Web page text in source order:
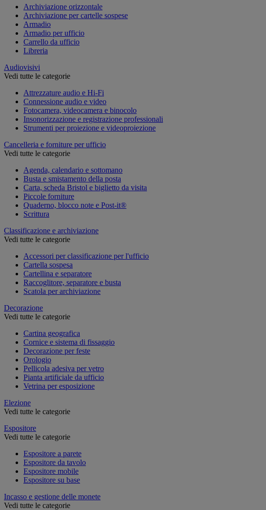
Archiviazione orizzontale
Archiviazione per cartelle sospese
Armadio
Armadio per ufficio
Carrello da ufficio
Libreria
Audiovisivi
Vedi tutte le categorie
Attrezzature audio e Hi-Fi
Connessione audio e video
Fotocamera, videocamera e binocolo
Insonorizzazione e registrazione professionali
Strumenti per proiezione e videoproiezione
Cancelleria e forniture per ufficio
Vedi tutte le categorie
Agenda, calendario e sottomano
Busta e smistamento della posta
Carta, scheda Bristol e biglietto da visita
Piccole forniture
Quaderno, blocco note e Post-it®
Scrittura
Classificazione e archiviazione
Vedi tutte le categorie
Accessori per classificazione per l'ufficio
Cartella sospesa
Cartellina e separatore
Raccoglitore, separatore e busta
Scatola per archiviazione
Decorazione
Vedi tutte le categorie
Cartina geografica
Cornice e sistema di fissaggio
Decorazione per feste
Orologio
Pellicola adesiva per vetro
Pianta artificiale da ufficio
Vetrina per esposizione
Elezione
Vedi tutte le categorie
Espositore
Vedi tutte le categorie
Espositore a parete
Espositore da tavolo
Espositore mobile
Espositore su base
Incasso e gestione delle monete
Vedi tutte le categorie